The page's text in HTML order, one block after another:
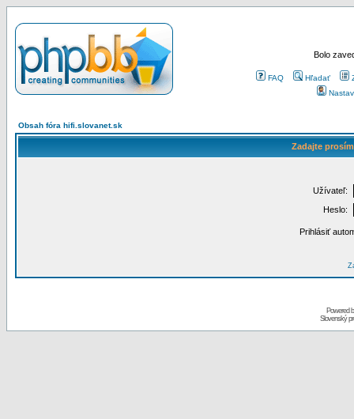
Bolo
FAQ Hľadať
Obsah fóra hifi.slovanet.sk
Zadajte
Užívateľ:
Heslo:
Prihlásiť
Powered
Slovenský